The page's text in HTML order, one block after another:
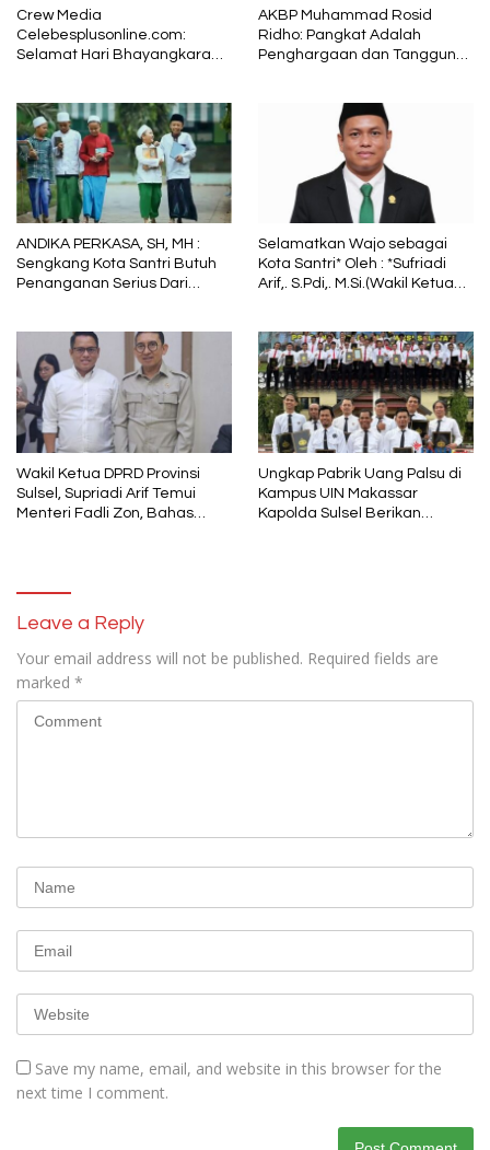
Crew Media
Celebesplusonline.com:
Selamat Hari Bhayangkara
dalam Sunyi dan Terang
AKBP Muhammad Rosid
Ridho: Pangkat Adalah
Penghargaan dan Tanggung
ANDIKA PERKASA, SH, MH :
Sengkang Kota Santri Butuh
Penanganan Serius Dari
Selamatkan Wajo sebagai
Kota Santri* Oleh : *Sufriadi
Arif,. S.Pdi,. M.Si.(Wakil Ketua
Wakil Ketua DPRD Provinsi
Sulsel, Supriadi Arif Temui
Menteri Fadli Zon, Bahas
Ungkap Pabrik Uang Palsu di
Kampus UIN Makassar
Kapolda Sulsel Berikan
Leave a Reply
Your email address will not be published. Required fields are
marked *
Save my name, email, and website in this browser for the
next time I comment.